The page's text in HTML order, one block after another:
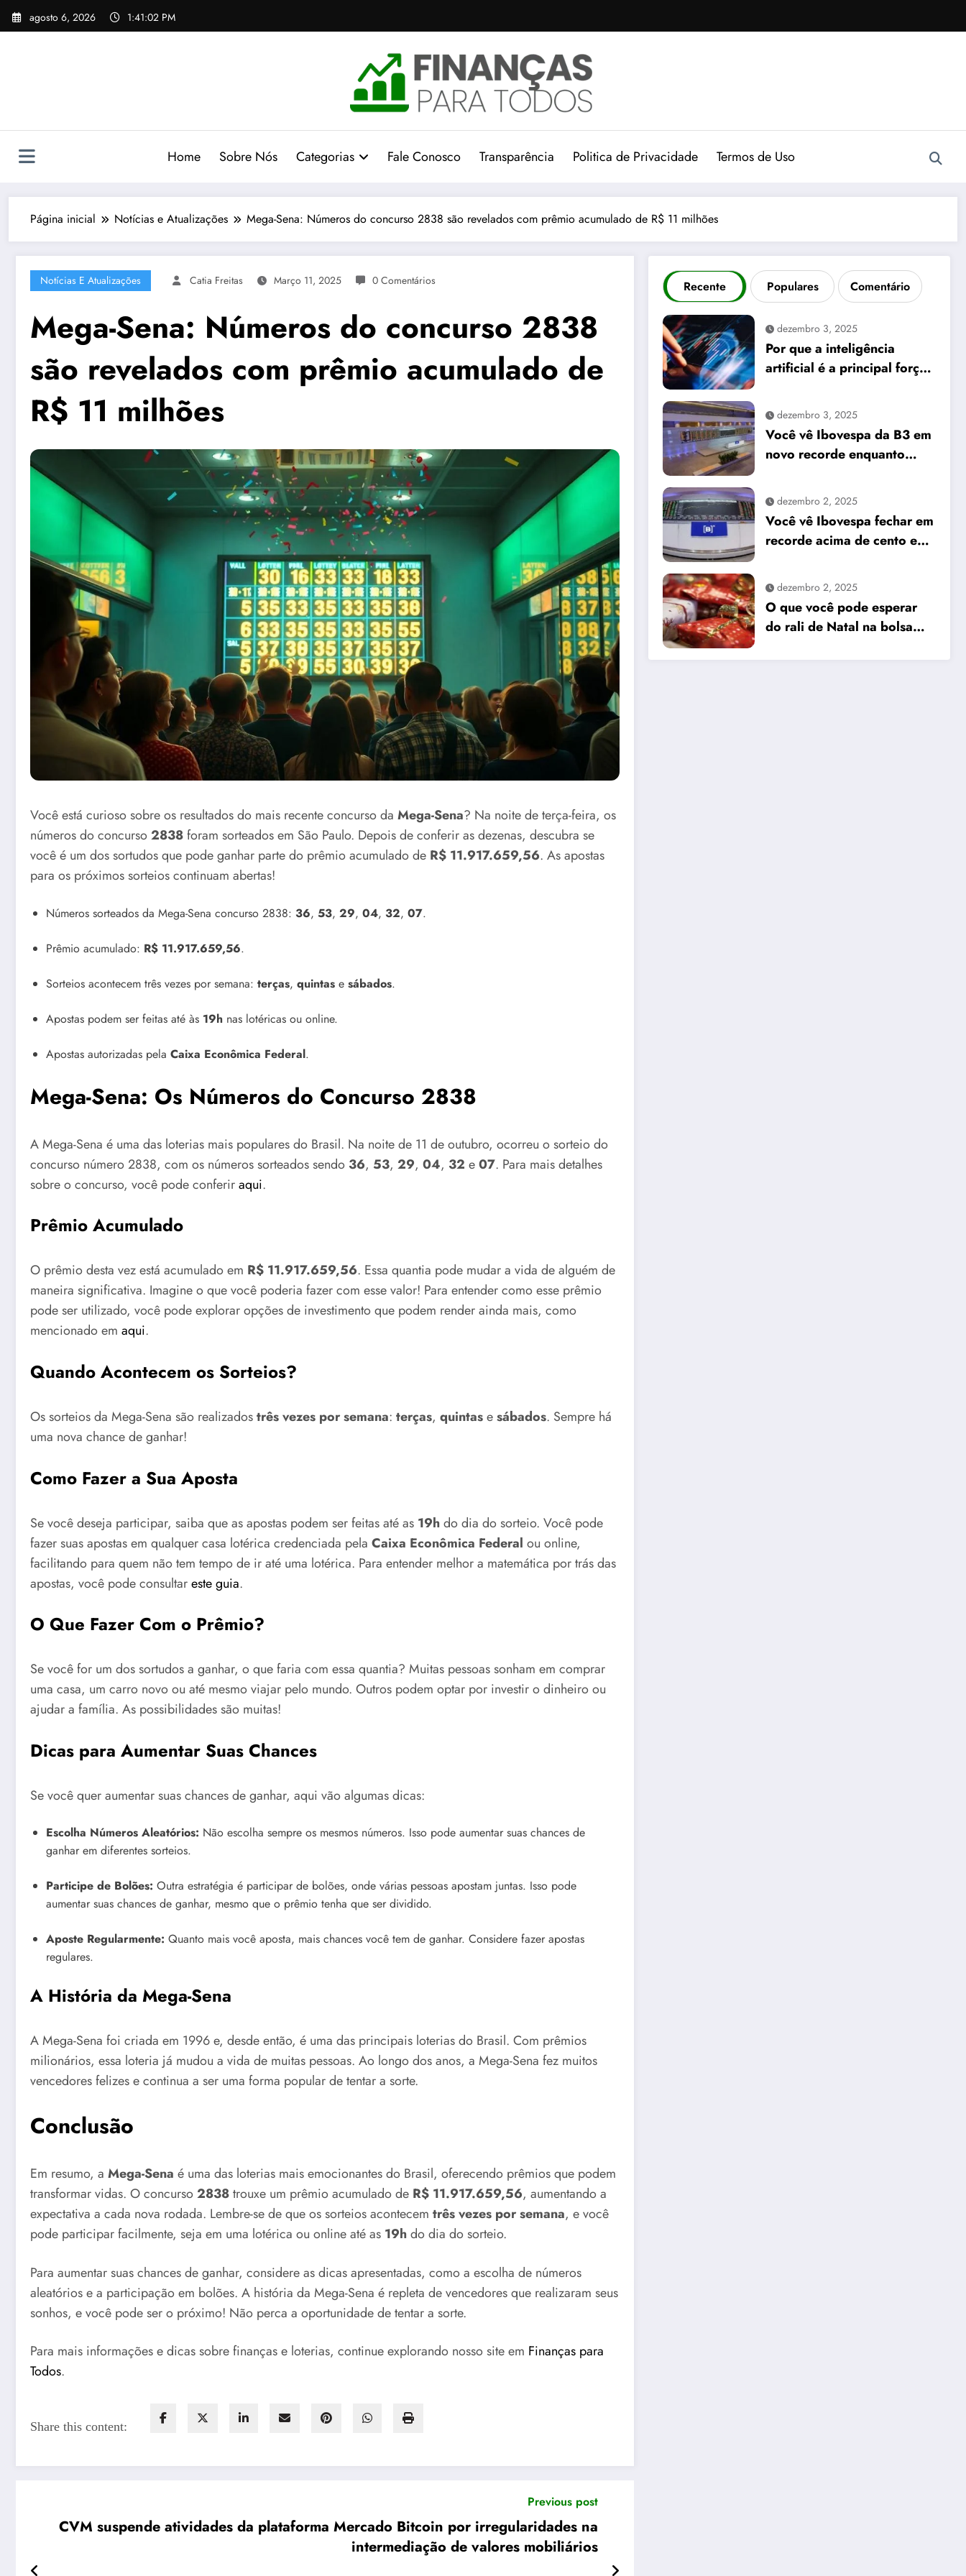
Pular
para
agosto 6, 2026 1:41:03 PM
Home Sobre Nós Categorias Fale Conosco Transparência Politica de Privacidade Termos de Uso
Página inicial Notícias e Atualizações Mega-Sena: Números do concurso 2838 são revelados com prêmio acumulado de R$ 11 milhões
Notícias E Atualizações Catia Freitas Março 11, 2025 0 Comentários
Mega-Sena: Números do concurso 2838
são revelados com prêmio acumulado de
R$ 11 milhões
Você está curioso sobre os resultados do mais recente concurso da Mega-Sena? Na noite de terça-feira, os
números do concurso2838foram sorteados em São Paulo. Depois de conferir as dezenas, descubra se
você é um dos sortudos que pode ganhar parte do prêmio acumulado de R$ 11.917.659,56. As apostas
para os próximos sorteios continuam abertas!
Números sorteados da Mega-Sena concurso 2838: 36, 53, 29, 04, 32, 07.
Prêmio acumulado: R$ 11.917.659,56.
Sorteios acontecem três vezes por semana: terças, quintas e sábados.
Apostas podem ser feitas até às 19h nas lotéricas ou online.
Apostas autorizadas pela Caixa Econômica Federal.
Mega-Sena: Os Números do Concurso 2838
A Mega-Sena é uma das loterias mais populares do Brasil. Na noite de 11 de outubro, ocorreu o sorteio do
concurso número 2838, com os números sorteados sendo 36, 53, 29, 04, 32 e07. Para mais detalhes
sobre o concurso, você pode conferiraqui.
Prêmio Acumulado
O prêmio desta vez está acumulado em R$ 11.917.659,56. Essa quantia pode mudar a vida de alguém de
maneira significativa. Imagine o que você poderia fazer com esse valor! Para entender como esse prêmio
pode ser utilizado, você pode explorar opções de investimento que podem render ainda mais, como
mencionado em aqui.
Quando Acontecem os Sorteios?
Os sorteios da Mega-Sena são realizadostrês vezes por semana: terças, quintasesábados. Sempre há
uma nova chance de ganhar!
Como Fazer a Sua Aposta
Se você deseja participar, saiba que as apostas podem ser feitas até as 19hdo dia do sorteio. Você pode
fazer suas apostas em qualquer casa lotérica credenciada pela Caixa Econômica Federal ou online,
facilitando para quem não tem tempo de ir até uma lotérica. Para entender melhor a matemática por trás das
apostas, você pode consultareste guia.
O Que Fazer Com o Prêmio?
Se você for um dos sortudos a ganhar, o que faria com essa quantia? Muitas pessoas sonham em comprar
uma casa, um carro novo ou até mesmo viajar pelo mundo. Outros podem optar por investir o dinheiro ou
ajudar a família. As possibilidades são muitas!
Dicas para Aumentar Suas Chances
Se você quer aumentar suas chances de ganhar, aqui vão algumas dicas:
Escolha Números Aleatórios: Não escolha sempre os mesmos números. Isso pode aumentar suas chances de
ganhar em diferentes sorteios.
Participe de Bolões: Outra estratégia é participar de bolões, onde várias pessoas apostam juntas. Isso pode
aumentar suas chances de ganhar, mesmo que o prêmio tenha que ser dividido.
Aposte Regularmente: Quanto mais você aposta, mais chances você tem de ganhar. Considere fazer apostas
regulares.
A História da Mega-Sena
A Mega-Sena foi criada em 1996 e, desde então, é uma das principais loterias do Brasil. Com prêmios
milionários, essa loteria já mudou a vida de muitas pessoas. Ao longo dos anos, a Mega-Sena fez muitos
vencedores felizes e continua a ser uma forma popular de tentar a sorte.
Conclusão
Em resumo, a Mega-Sena é uma das loterias mais emocionantes do Brasil, oferecendo prêmios que podem
transformar vidas. O concurso2838trouxe um prêmio acumulado de R$ 11.917.659,56, aumentando a
expectativa a cada nova rodada. Lembre-se de que os sorteios acontecem três vezes por semana, e você
pode participar facilmente, seja em uma lotérica ou online até as 19hdo dia do sorteio.
Para aumentar suas chances de ganhar, considere as dicas apresentadas, como a escolha de números
aleatórios e a participação em bolões. A história da Mega-Sena é repleta de vencedores que realizaram seus
sonhos, e você pode ser o próximo! Não perca a oportunidade de tentar a sorte.
Para mais informações e dicas sobre finanças e loterias, continue explorando nosso site em Finanças para
Todos.
Share this content:
Previous post
CVM suspende atividades da plataforma Mercado Bitcoin por irregularidades na
intermediação de valores mobiliários
Recente Populares Comentário
dezembro 3, 2025
Por que a inteligência
artificial é a principal força
significa para seus
investimentos
dezembro 3, 2025
Você vê Ibovespa da B3 em
novo recorde enquanto
dezembro 2, 2025
Você vê Ibovespa fechar em
recorde acima de cento e
enquanto dólar recua para
cinco reais e trinta e três
centavos
dezembro 2, 2025
O que você pode esperar
do rali de Natal na bolsa